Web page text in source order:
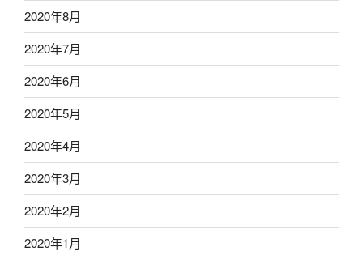
2020年8月
2020年7月
2020年6月
2020年5月
2020年4月
2020年3月
2020年2月
2020年1月